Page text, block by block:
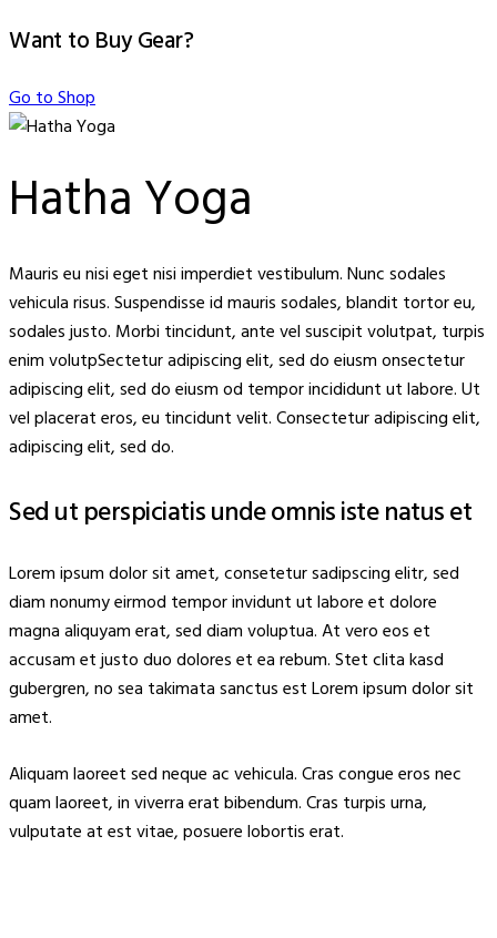
Want to Buy Gear?
Go to Shop
Hatha Yoga
Mauris eu nisi eget nisi imperdiet vestibulum. Nunc sodales
vehicula risus. Suspendisse id mauris sodales, blandit tortor eu,
sodales justo. Morbi tincidunt, ante vel suscipit volutpat, turpis
enim volutpSectetur adipiscing elit, sed do eiusm onsectetur
adipiscing elit, sed do eiusm od tempor incididunt ut labore. Ut
vel placerat eros, eu tincidunt velit. Consectetur adipiscing elit,
adipiscing elit, sed do.
Sed ut perspiciatis unde omnis iste natus et
Lorem ipsum dolor sit amet, consetetur sadipscing elitr, sed
diam nonumy eirmod tempor invidunt ut labore et dolore
magna aliquyam erat, sed diam voluptua. At vero eos et
accusam et justo duo dolores et ea rebum. Stet clita kasd
gubergren, no sea takimata sanctus est Lorem ipsum dolor sit
amet.
Aliquam laoreet sed neque ac vehicula. Cras congue eros nec
quam laoreet, in viverra erat bibendum. Cras turpis urna,
vulputate at est vitae, posuere lobortis erat.